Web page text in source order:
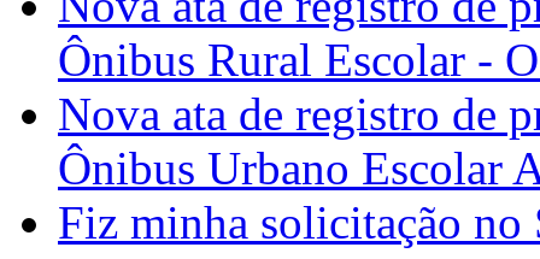
Ônibus Rural Escolar -
Nova ata de registro de
Ônibus Urbano Escolar
Fiz minha solicitação no